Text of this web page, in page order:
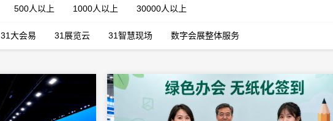
500人以上 1000人以上 30000人以上
31大会易 31展览云 31智慧现场 数字会展整体服务